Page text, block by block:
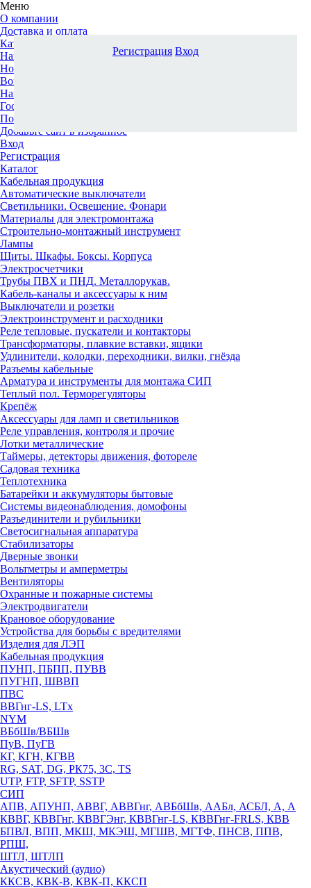
Меню
О компании
Доставка и оплата
Каталог
Наши офисы
Новости и новинки
Вопрос-ответ
Наша команда
Гос. заказчикам
Поставщикам
Добавьте сайт в избранное
Вход
Регистрация
Каталог
Кабельная продукция
Автоматические выключатели
Светильники. Освещение. Фонари
Материалы для электромонтажа
Строительно-монтажный инструмент
Лампы
Щиты. Шкафы. Боксы. Корпуса
Электросчетчики
Трубы ПВХ и ПНД. Металлорукав.
Кабель-каналы и аксессуары к ним
Выключатели и розетки
Электроинструмент и расходники
Реле тепловые, пускатели и контакторы
Трансформаторы, плавкие вставки, ящики
Удлинители, колодки, переходники, вилки, гнёзда
Разъемы кабельные
Арматура и инструменты для монтажа СИП
Теплый пол. Терморегуляторы
Крепёж
Аксессуары для ламп и светильников
Реле управления, контроля и прочие
Лотки металлические
Таймеры, детекторы движения, фотореле
Садовая техника
Теплотехника
Батарейки и аккумуляторы бытовые
Системы видеонаблюдения, домофоны
Разъединители и рубильники
Светосигнальная аппаратура
Стабилизаторы
Дверные звонки
Вольтметры и амперметры
Вентиляторы
Охранные и пожарные системы
Электродвигатели
Крановое оборудование
Устройства для борьбы с вредителями
Изделия для ЛЭП
Кабельная продукция
ПУНП, ПБПП, ПУВВ
ПУГНП, ШВВП
ПВС
ВВГнг-LS, LTx
NYM
ВБбШв/ВБШв
ПуВ, ПуГВ
КГ, КГН, КГВВ
RG, SAT, DG, РК75, 3С, TS
UTP, FTP, SFTP, SSTP
СИП
АПВ, АПУНП, АВВГ, АВВГнг, АВБбШв, ААБл, АСБЛ, А, А
КВВГ, КВВГнг, КВВГЭнг, КВВГнг-LS, КВВГнг-FRLS, КВВ
БПВЛ, ВПП, МКШ, МКЭШ, МГШВ, МГТФ, ПНСВ, ППВ,
РПШ,
ШТЛ, ШТЛП
Акустический (аудио)
ККСВ, КВК-В, КВК-П, ККСП
Регистрация Вход